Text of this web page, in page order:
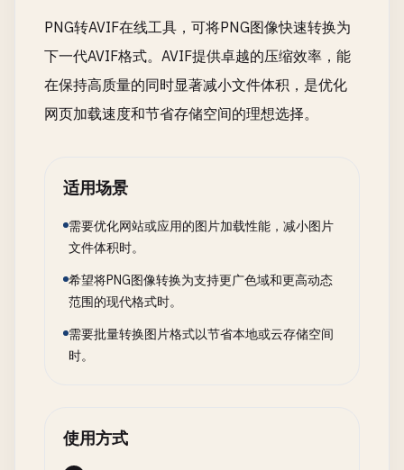
PNG转AVIF在线工具，可将PNG图像快速转换为
下一代AVIF格式。AVIF提供卓越的压缩效率，能
在保持高质量的同时显著减小文件体积，是优化
网页加载速度和节省存储空间的理想选择。
适用场景
需要优化网站或应用的图片加载性能，减小图片
文件体积时。
希望将PNG图像转换为支持更广色域和更高动态
范围的现代格式时。
需要批量转换图片格式以节省本地或云存储空间
时。
使用方式